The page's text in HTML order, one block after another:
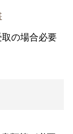
取の場合必要